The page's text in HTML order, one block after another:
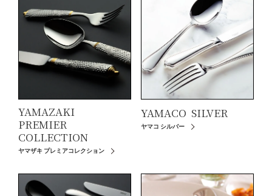
YAMAZAKI
PREMIER
COLLECTION
ヤマザキ プレミアコレクション
YAMACO SILVER
ヤマコ シルバー